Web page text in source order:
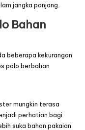
jangka panjang.
Bahan
beberapa kekurangan
polo berbahan
mungkin terasa
perhatian bagi
suka bahan pakaian